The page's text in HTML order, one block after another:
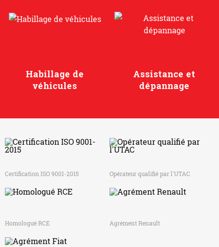
Habillage de
véhicules
Assistance et
dépannage
Certification ISO 9001-2015 Opérateur qualifié par l'UTAC
Homologué RCE Agrément Renault